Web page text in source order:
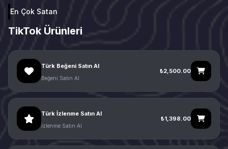
En Çok Satan
TikTok Ürünleri
Türk Beğeni Satın Al
Beğeni Satın Al
₺2,500.00
Türk İzlenme Satın Al
İzlenme Satın Al
₺1,398.00